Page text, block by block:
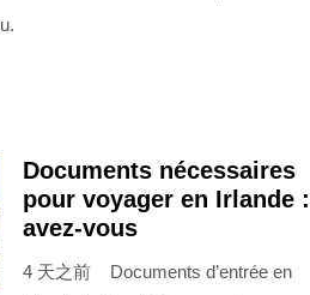
Documents nécessaires
pour voyager en Irlande :
avez-vous
4 天之前 Documents d’entrée en